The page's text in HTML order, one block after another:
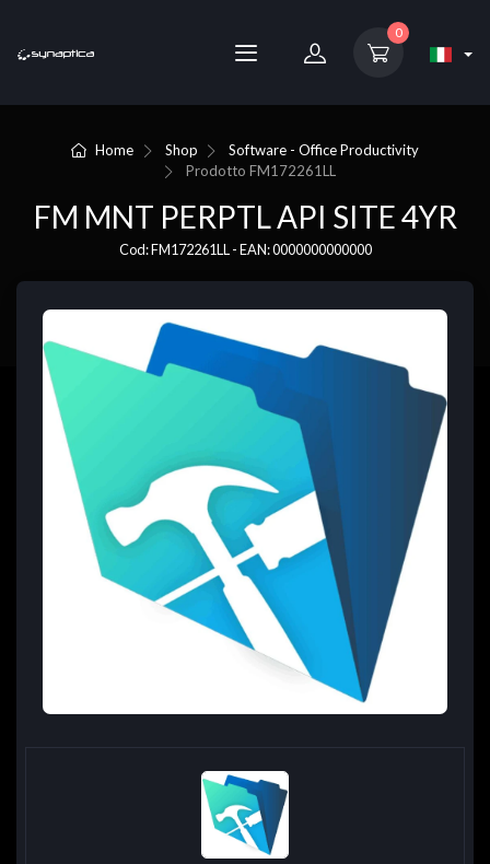
0
Home Shop
Software - Office Productivity
Prodotto FM172261LL
FM MNT PERPTL API SITE 4YR
Cod: FM172261LL - EAN: 0000000000000